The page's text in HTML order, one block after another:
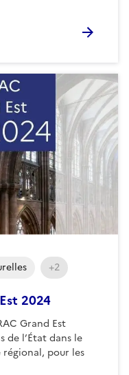
2024
Grand Est
de l’État dans le
pour les
+2